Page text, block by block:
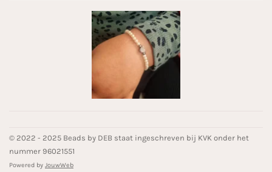
© 2022 - 2025 Beads by DEB staat ingeschreven bij KVK onder het
nummer 96021551
Powered by JouwWeb